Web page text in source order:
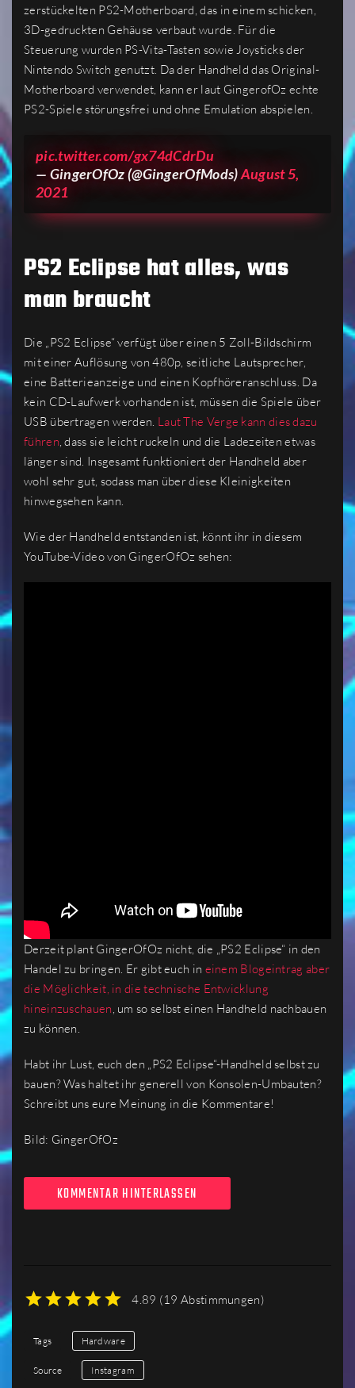
zerstückelten PS2-Motherboard, das in einem schicken,
3D-gedruckten Gehäuse verbaut wurde. Für die
Steuerung wurden PS-Vita-Tasten sowie Joysticks der
Nintendo Switch genutzt. Da der Handheld das Original-
Motherboard verwendet, kann er laut GingerofOz echte
PS2-Spiele störungsfrei und ohne Emulation abspielen.
pic.twitter.com/gx74dCdrDu
— GingerOfOz (@GingerOfMods)August 5,
2021
PS2 Eclipse hat alles, was
man braucht
Die „PS2 Eclipse“ verfügt über einen 5 Zoll-Bildschirm
mit einer Auflösung von 480p, seitliche Lautsprecher,
eine Batterieanzeige und einen Kopfhöreranschluss. Da
kein CD-Laufwerk vorhanden ist, müssen die Spiele über
USB übertragen werden. Laut The Verge kann dies dazu
führen, dass sie leicht ruckeln und die Ladezeiten etwas
länger sind. Insgesamt funktioniert der Handheld aber
wohl sehr gut, sodass man über diese Kleinigkeiten
hinwegsehen kann.
Wie der Handheld entstanden ist, könnt ihr in diesem
YouTube-Video von GingerOfOz sehen:
Derzeit plant GingerOfOz nicht, die „PS2 Eclipse“ in den
Handel zu bringen. Er gibt euch in einem Blogeintrag aber
die Möglichkeit, in die technische Entwicklung
hineinzuschauen, um so selbst einen Handheld nachbauen
zu können.
Habt ihr Lust, euch den „PS2 Eclipse“-Handheld selbst zu
bauen? Was haltet ihr generell von Konsolen-Umbauten?
Schreibt uns eure Meinung in die Kommentare!
Bild: GingerOfOz
KOMMENTAR HINTERLASSEN
4.89 (19 Abstimmungen)
Tags Hardware
Source Instagram